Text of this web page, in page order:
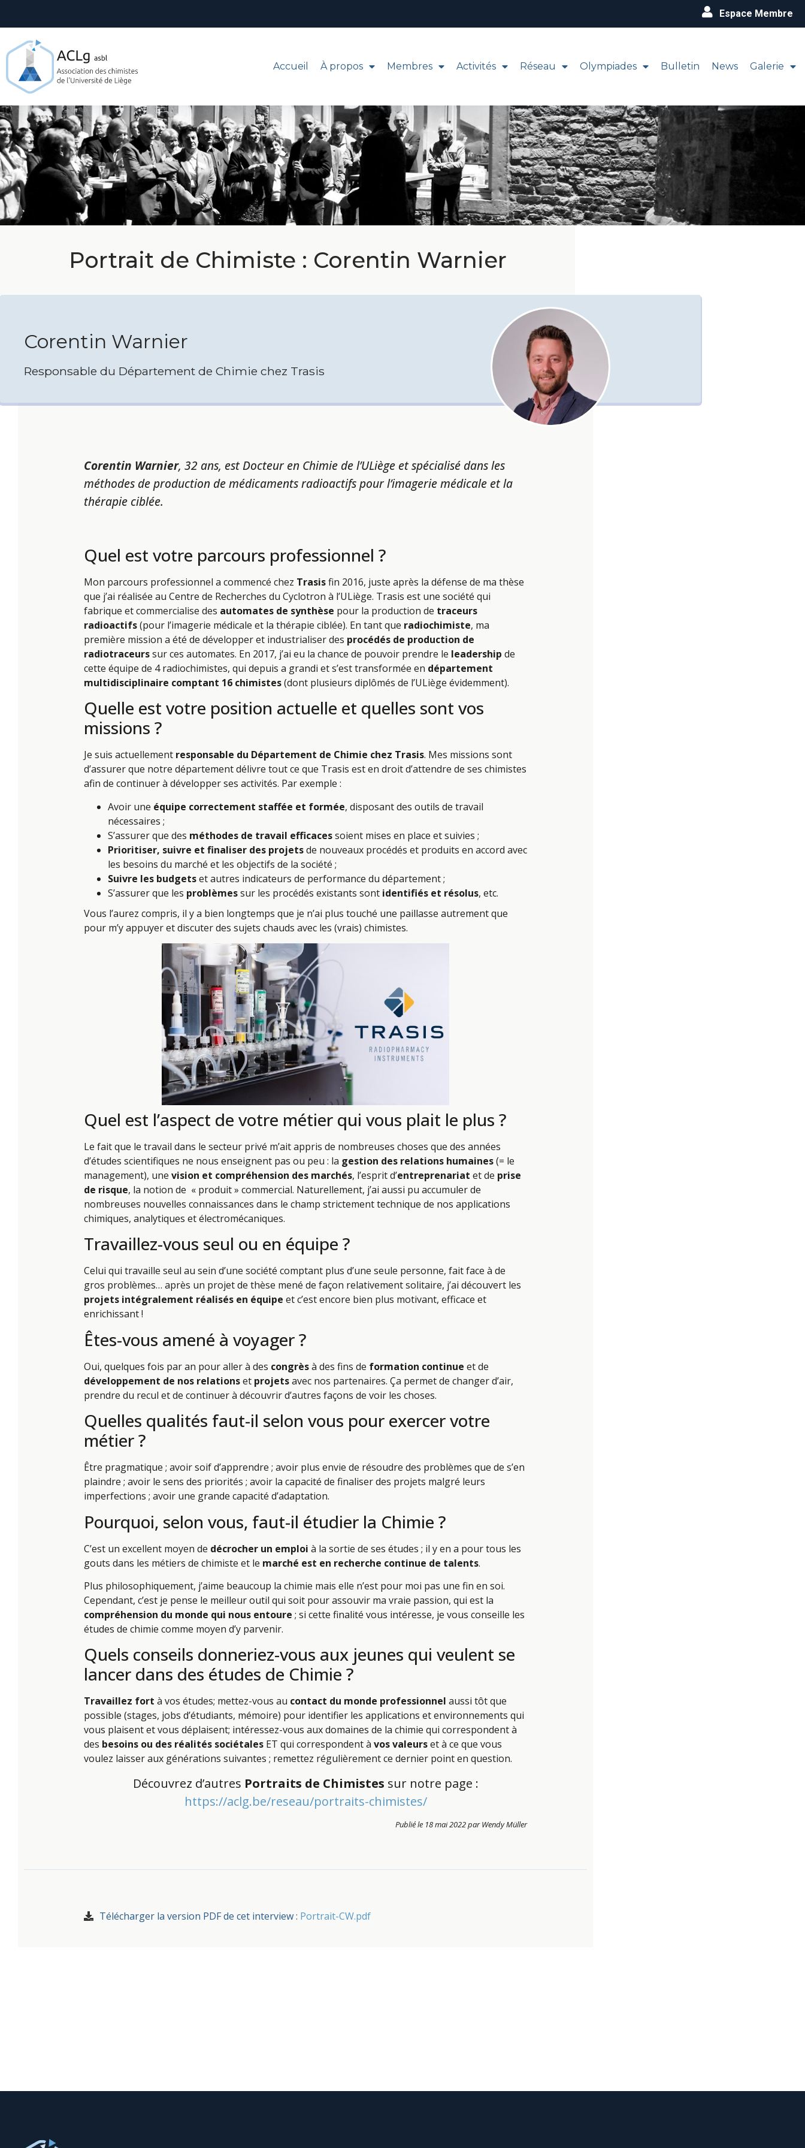
Espace Membre
Accueil À propos Membres Activités Réseau Olympiades Bulletin News Galerie
À propos Membres Activités Réseau Olympiades Bulletin News Galerie
Portrait de Chimiste : Corentin Warnier
Corentin Warnier
Responsable du Département de Chimie chez Trasis
Corentin Warnier, 32 ans, est Docteur en Chimie de l’ULiège et spécialisé dans les
méthodes de production de médicaments radioactifs pour l’imagerie médicale et la
thérapie ciblée.
Quel est votre parcours professionnel ?
Mon parcours professionnel a commencé chez Trasisfin 2016, juste après la défense de ma thèse
que j’ai réalisée au Centre de Recherches du Cyclotron à l’ULiège. Trasis est une société qui
fabrique et commercialise des automates de synthèse pour la production de traceurs
radioactifs(pour l’imagerie médicale et la thérapie ciblée). En tant que radiochimiste, ma
première mission a été de développer et industrialiser des procédés de production de
radiotraceurssur ces automates. En 2017, j’ai eu la chance de pouvoir prendre le leadership de
cette équipe de 4 radiochimistes, qui depuis a grandi et s’est transformée en département
multidisciplinaire comptant 16 chimistes(dont plusieurs diplômés de l’ULiège évidemment).
Quelle est votre position actuelle et quelles sont vos
missions ?
Je suis actuellement responsable du Département de Chimie chez Trasis. Mes missions sont
d’assurer que notre département délivre tout ce que Trasis est en droit d’attendre de ses chimistes
afin de continuer à développer ses activités. Par exemple :
Avoir une équipe correctement staffée et formée, disposant des outils de travail
nécessaires ;
S’assurer que des méthodes de travail efficacessoient mises en place et suivies ;
Prioritiser, suivre et finaliser des projetsde nouveaux procédés et produits en accord avec
les besoins du marché et les objectifs de la société ;
Suivre les budgetset autres indicateurs de performance du département ;
S’assurer que les problèmessur les procédés existants sont identifiés et résolus, etc.
Vous l’aurez compris, il y a bien longtemps que je n’ai plus touché une paillasse autrement que
pour m’y appuyer et discuter des sujets chauds avec les (vrais) chimistes.
Quel est l’aspect de votre métier qui vous plait le plus ?
Le fait que le travail dans le secteur privé m’ait appris de nombreuses choses que des années
d’études scientifiques ne nous enseignent pas ou peu : la gestion des relations humaines(= le
management), une vision et compréhension des marchés, l’esprit d’entreprenariat et de prise
de risque, la notion de « produit » commercial. Naturellement, j’ai aussi pu accumuler de
nombreuses nouvelles connaissances dans le champ strictement technique de nos applications
chimiques, analytiques et électromécaniques.
Travaillez-vous seul ou en équipe ?
Celui qui travaille seul au sein d’une société comptant plus d’une seule personne, fait face à de
gros problèmes… après un projet de thèse mené de façon relativement solitaire, j’ai découvert les
projets intégralement réalisés en équipe et c’est encore bien plus motivant, efficace et
enrichissant !
Êtes-vous amené à voyager ?
Oui, quelques fois par an pour aller à des congrèsà des fins de formation continue et de
développement de nos relationset projetsavec nos partenaires. Ça permet de changer d’air,
prendre du recul et de continuer à découvrir d’autres façons de voir les choses.
Quelles qualités faut-il selon vous pour exercer votre
métier ?
Être pragmatique ; avoir soif d’apprendre ; avoir plus envie de résoudre des problèmes que de s’en
plaindre ; avoir le sens des priorités ; avoir la capacité de finaliser des projets malgré leurs
imperfections ; avoir une grande capacité d’adaptation.
Pourquoi, selon vous, faut-il étudier la Chimie ?
C’est un excellent moyen de décrocher un emploi à la sortie de ses études ; il y en a pour tous les
gouts dans les métiers de chimiste et le marché est en recherche continue de talents.
Plus philosophiquement, j’aime beaucoup la chimie mais elle n’est pour moi pas une fin en soi.
Cependant, c’est je pense le meilleur outil qui soit pour assouvir ma vraie passion, qui est la
compréhension du monde qui nous entoure ; si cette finalité vous intéresse, je vous conseille les
études de chimie comme moyen d’y parvenir.
Quels conseils donneriez-vous aux jeunes qui veulent se
lancer dans des études de Chimie ?
Travaillez fort à vos études; mettez-vous au contact du monde professionnel aussi tôt que
possible (stages, jobs d’étudiants, mémoire) pour identifier les applications et environnements qui
vous plaisent et vous déplaisent; intéressez-vous aux domaines de la chimie qui correspondent à
des besoins ou des réalités sociétales ET qui correspondent à vos valeurset à ce que vous
voulez laisser aux générations suivantes ; remettez régulièrement ce dernier point en question.
Découvrez d’autres Portraits de Chimistes sur notre page :
https://aclg.be/reseau/portraits-chimistes/
Publié le 18 mai 2022 par Wendy Müller
Télécharger la version PDF de cet interview : Portrait-CW.pdf